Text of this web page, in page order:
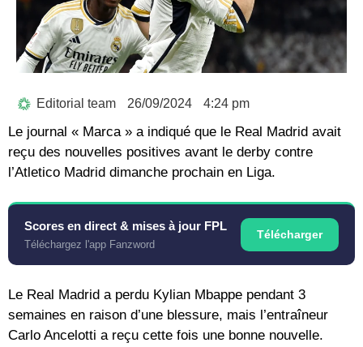
Editorial team 26/09/2024 4:24 pm
Le journal « Marca » a indiqué que le Real Madrid avait
reçu des nouvelles positives avant le derby contre
l’Atletico Madrid dimanche prochain en Liga.
Scores en direct & mises à jour FPL
Téléchargez l'app Fanzword
Télécharger
Le Real Madrid a perdu Kylian Mbappe pendant 3
semaines en raison d’une blessure, mais l’entraîneur
Carlo Ancelotti a reçu cette fois une bonne nouvelle.